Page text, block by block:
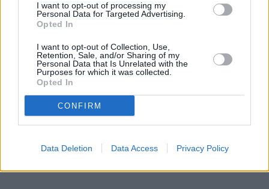
I want to opt-out of processing my
Personal Data for Targeted Advertising.
Opted In
I want to opt-out of Collection, Use,
Retention, Sale, and/or Sharing of my
Personal Data that Is Unrelated with the
Purposes for which it was collected.
Opted In
CONFIRM
Data Deletion Data Access Privacy Policy